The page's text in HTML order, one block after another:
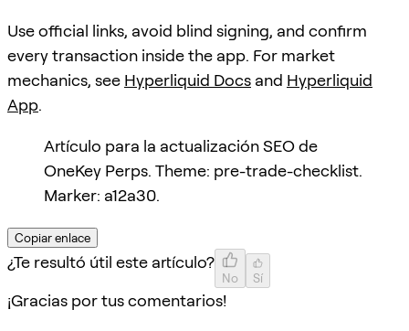
Use official links, avoid blind signing, and confirm
every transaction inside the app. For market
mechanics, see Hyperliquid Docs and Hyperliquid
App.
Artículo para la actualización SEO de
OneKey Perps. Theme: pre-trade-checklist.
Marker: a12a30.
Copiar enlace
¿Te resultó útil este artículo?
No Sí
¡Gracias por tus comentarios!